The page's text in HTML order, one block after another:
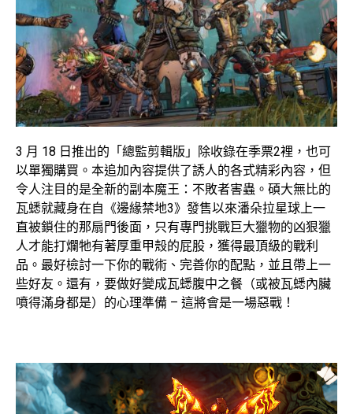
3 月 18 日推出的「總監剪輯版」除收錄在季票2裡，也可
以單獨購買。本追加內容提供了誘人的各式精彩內容，但
令人注目的是全新的副本魔王：不敗者害蟲。碩大無比的
瓦蟋就藏身在自《邊緣禁地3》發售以來潘朵拉星球上一
直被鎖住的那扇門後面，只有專門挑戰巨大獵物的凶狠獵
人才能打爛牠有著厚重甲殼的屁股，獲得最頂級的戰利
品。最好檢討一下你的戰術、完善你的配點，並且帶上一
些好友。還有，要做好變成瓦蟋腹中之餐（或被瓦蟋內臟
噴得滿身都是）的心理準備 – 這將會是一場惡戰！